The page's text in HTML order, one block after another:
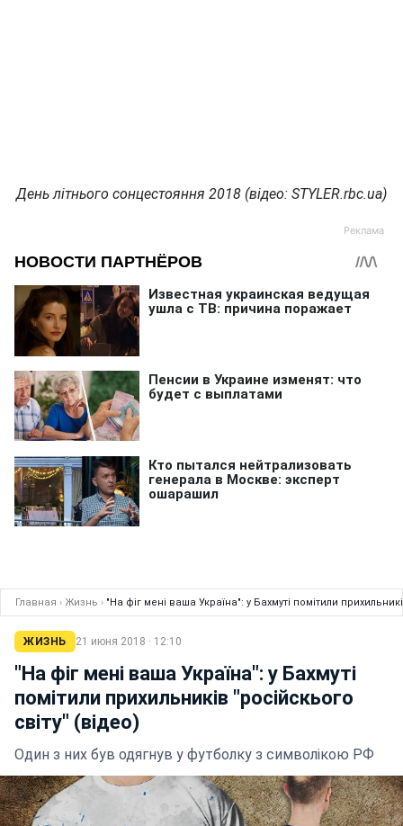
День літнього сонцестояння 2018 (відео: STYLER.rbc.ua)
Главная › Жизнь › "На фіг мені ваша Україна": у Бахмуті помітили
ЖИЗНЬ 21 июня 2018 · 12:10
"На фіг мені ваша Україна": у Бахмуті
помітили прихильників "російскього
світу" (відео)
Один з них був одягнув у футболку з символікою РФ